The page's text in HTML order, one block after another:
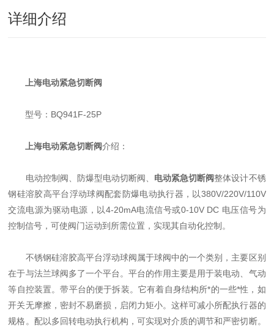
详细介绍
上海电动紧急切断阀
型号：BQ941F-25P
上海电动紧急切断阀介绍：
电动控制阀、防爆型电动切断阀、 电动紧急切断阀整体设计不锈
钢硅溶胶高平台浮动球阀配套防爆电动执行器，以380V/220V/110V
交流电源为驱动电源，以4-20mA电流信号或0-10V DC 电压信号为
控制信号，可使阀门运动到所需位置，实现其自动化控制。
不锈钢硅溶胶高平台浮动球阀属于球阀中的一个类别，主要区别
在于与法兰球阀多了一个平台。平台的作用主要是用于装电动、气动
等自控装置。带平台的便于拆装。它有着自身结构所*的一些*性，如
开关无摩擦，密封不易磨损，启闭力矩小。这样可减小所配执行器的
规格。配以多回转电动执行机构，可实现对介质的调节和严密切断。